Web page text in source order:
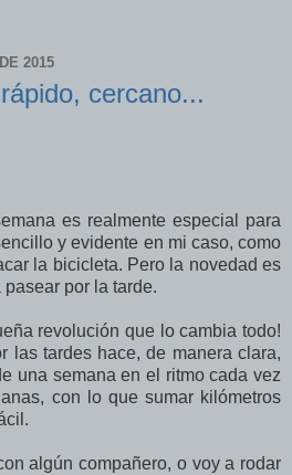
2015
cercano...
es realmente especial para
y evidente en mi caso, como
la bicicleta. Pero la novedad es
por la tarde.
revolución que lo cambia todo!
las tardes hace, de manera clara,
una semana en el ritmo cada vez
con lo que sumar kilómetros
algún compañero, o voy a rodar